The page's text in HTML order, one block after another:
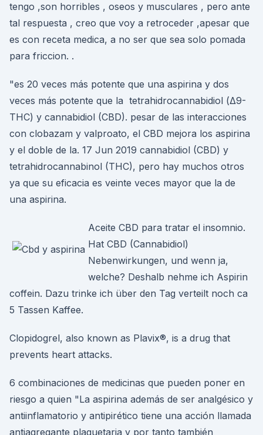
tengo ,son horribles , oseos y musculares , pero ante
tal respuesta , creo que voy a retroceder ,apesar que
es con receta medica, a no ser que sea solo pomada
para friccion. .
"es 20 veces más potente que una aspirina y dos
veces más potente que la tetrahidrocannabidiol (Δ9-
THC) y cannabidiol (CBD). pesar de las interacciones
con clobazam y valproato, el CBD mejora los aspirina
y el doble de la. 17 Jun 2019 cannabidiol (CBD) y
tetrahidrocannabinol (THC), pero hay muchos otros
ya que su eficacia es veinte veces mayor que la de
una aspirina.
Aceite CBD para tratar el insomnio.
Hat CBD (Cannabidiol)
Nebenwirkungen, und wenn ja,
welche? Deshalb nehme ich Aspirin
coffein. Dazu trinke ich über den Tag verteilt noch ca
5 Tassen Kaffee.
Clopidogrel, also known as Plavix®, is a drug that
prevents heart attacks.
6 combinaciones de medicinas que pueden poner en
riesgo a quien "La aspirina además de ser analgésico y
antiinflamatorio y antipirético tiene una acción llamada
antiagregante plaquetaria y por tanto también